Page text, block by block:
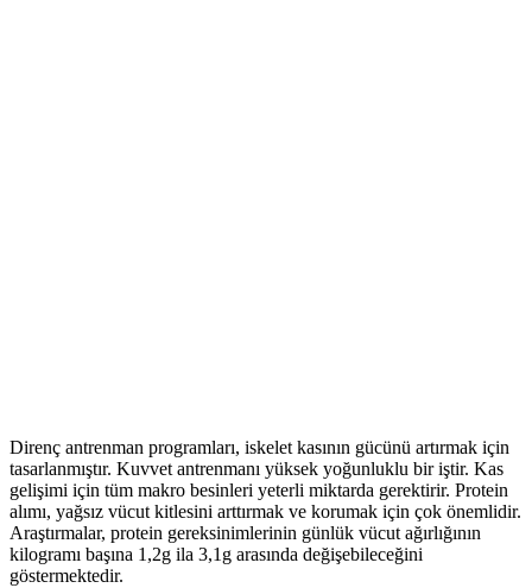
Direnç antrenman programları, iskelet kasının gücünü artırmak için
tasarlanmıştır. Kuvvet antrenmanı yüksek yoğunluklu bir iştir. Kas
gelişimi için tüm makro besinleri yeterli miktarda gerektirir. Protein
alımı, yağsız vücut kitlesini arttırmak ve korumak için çok önemlidir.
Araştırmalar, protein gereksinimlerinin günlük vücut ağırlığının
kilogramı başına 1,2g ila 3,1g arasında değişebileceğini
göstermektedir.